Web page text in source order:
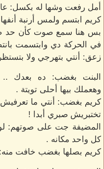
أمل رفعت وشها له بكسل:
كريم ابتسم ولمس أرنبة
بس هنا سمع صوت كأن حد
في الحركة دي وابتسمت
زعق: أنتي بتهرجي ولا
البنت بغضب: ده بعدك ..
وهعملك بيها أحلى تويتة .
كريم بغضب: أنتي ما تعرفيش
تختبريش صبري أبدا !
المضيفة جت على صوتهم: لو
كل واحد مكانه .
كريم بصلها بغضب خافت منه: